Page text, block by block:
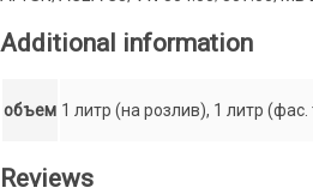
Additional information
объем 1 литр (на розлив), 1 литр
Reviews